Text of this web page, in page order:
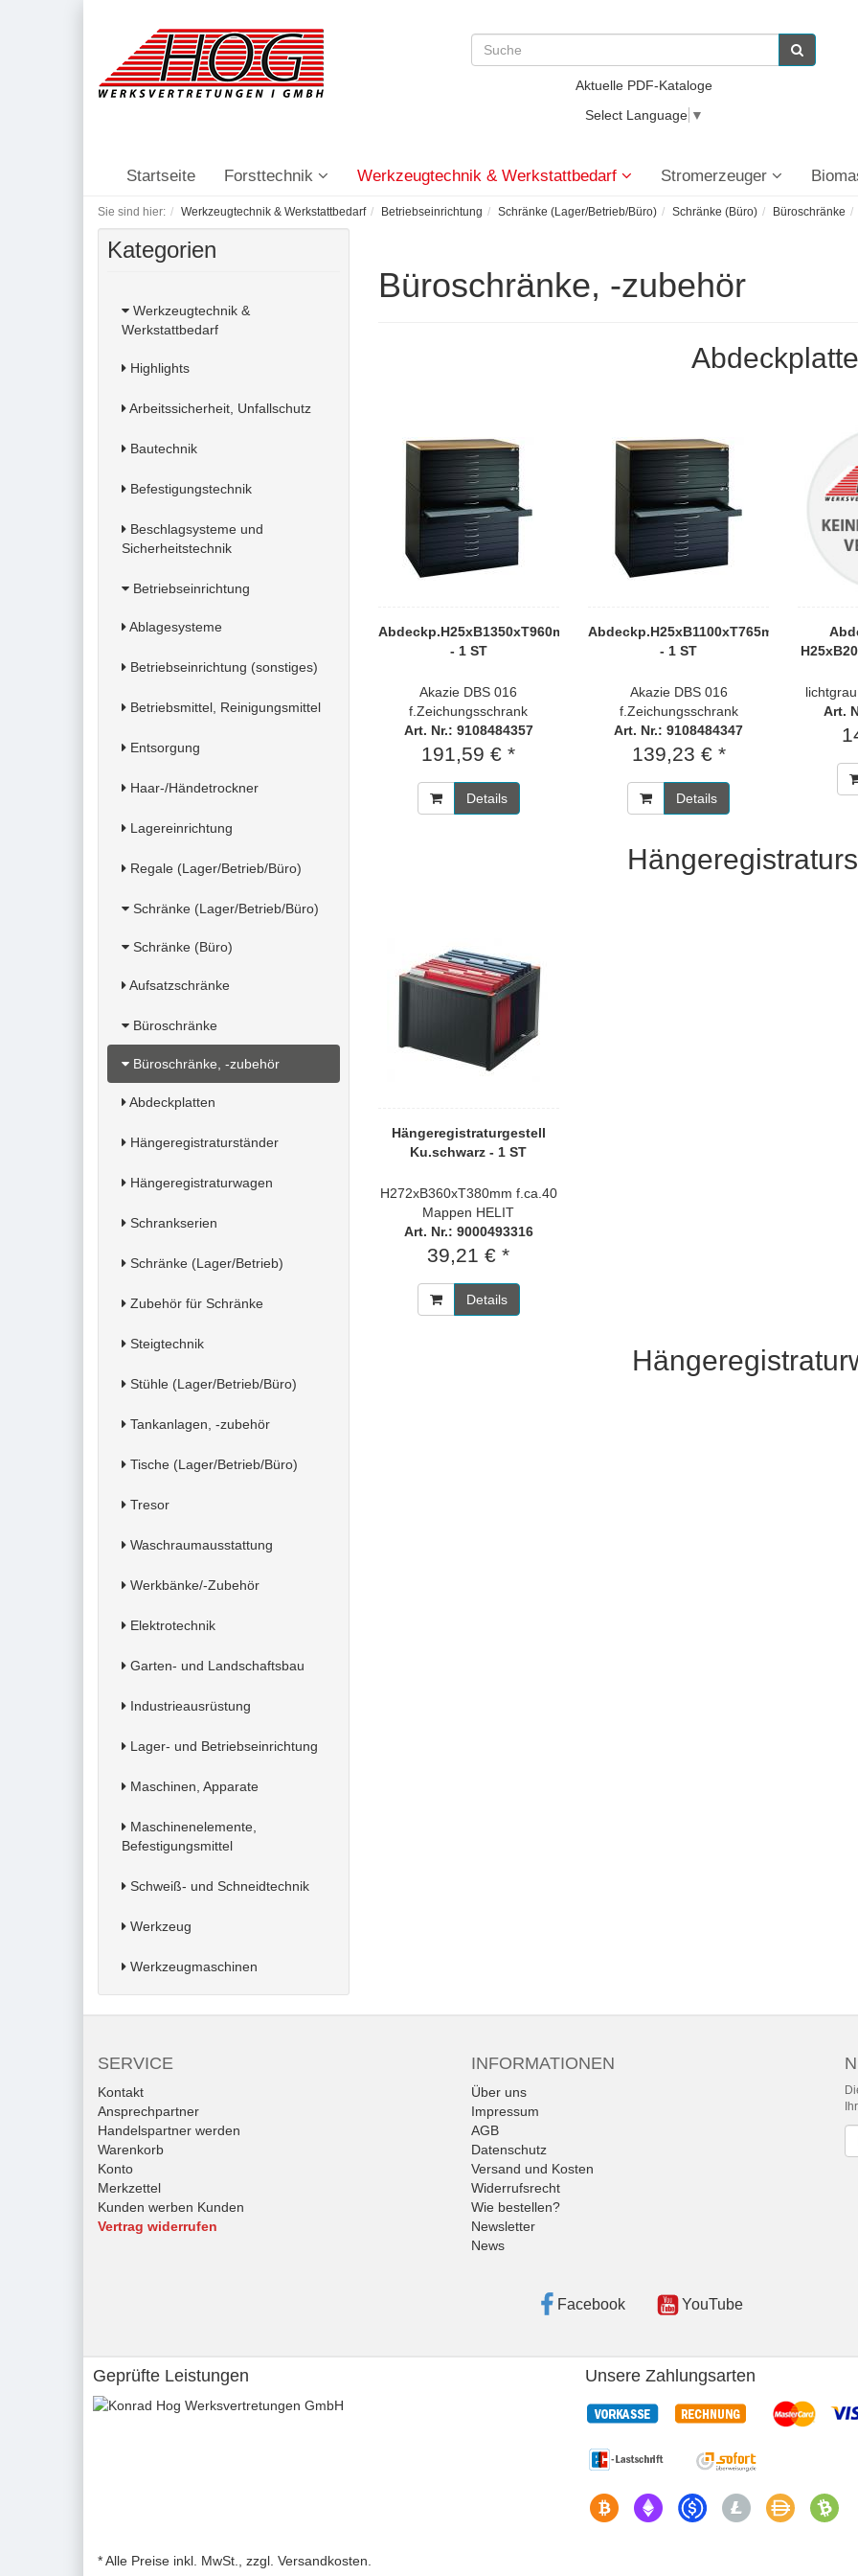
Aktuelle PDF-Kataloge
Select Language ▼
Startseite Forsttechnik Werkzeugtechnik & Werkstattbedarf Stromerzeuger
Sie sind hier: Werkzeugtechnik & Werkstattbedarf Betriebseinrichtung Schränke (Lager/Betrieb/Büro) Schränke (Büro) Büroschränke
Kategorien
Werkzeugtechnik &
Werkstattbedarf
Highlights
Arbeitssicherheit, Unfallschutz
Bautechnik
Befestigungstechnik
Beschlagsysteme und
Sicherheitstechnik
Betriebseinrichtung
Ablagesysteme
Betriebseinrichtung (sonstiges)
Betriebsmittel, Reinigungsmittel
Entsorgung
Haar-/Händetrockner
Lagereinrichtung
Regale (Lager/Betrieb/Büro)
Schränke (Lager/Betrieb/Büro)
Schränke (Büro)
Aufsatzschränke
Büroschränke
Büroschränke, -zubehör
Abdeckplatten
Hängeregistraturständer
Hängeregistraturwagen
Schrankserien
Schränke (Lager/Betrieb)
Zubehör für Schränke
Steigtechnik
Stühle (Lager/Betrieb/Büro)
Tankanlagen, -zubehör
Tische (Lager/Betrieb/Büro)
Tresor
Waschraumausstattung
Werkbänke/-Zubehör
Elektrotechnik
Garten- und Landschaftsbau
Industrieausrüstung
Lager- und Betriebseinrichtung
Maschinen, Apparate
Maschinenelemente,
Befestigungsmittel
Schweiß- und Schneidtechnik
Werkzeug
Werkzeugmaschinen
Büroschränke, -zubehör
Abdeckp.H25xB1350xT960mm
- 1 ST
Akazie DBS 016
f.Zeichungsschrank
Art. Nr.: 9108484357
191,59 € *
Details
Abdeckp.H25xB1100xT765mm
- 1 ST
Akazie DBS 016
f.Zeichungsschrank
Art. Nr.: 9108484347
139,23 € *
Details
Art.
Hängeregistraturgestell
Ku.schwarz - 1 ST
H272xB360xT380mm f.ca.40
Mappen HELIT
Art. Nr.: 9000493316
39,21 € *
Details
SERVICE
Kontakt
Ansprechpartner
Handelspartner werden
Warenkorb
Konto
Merkzettel
Kunden werben Kunden
Vertrag widerrufen
INFORMATIONEN
Über uns
Impressum
AGB
Datenschutz
Versand und Kosten
Widerrufsrecht
Wie bestellen?
Newsletter
News
Facebook YouTube
Geprüfte Leistungen Unsere Zahlungsarten
* Alle Preise inkl. MwSt., zzgl. Versandkosten.